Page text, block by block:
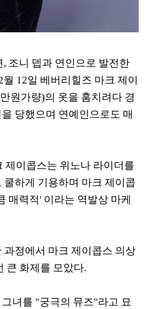
조니 뎁과 연인으로 발전한
12일 베버리힐즈 마크 제이
원가량)의 옷을 훔치려다 경
당했으며 연예인으로도 매
제이콥스는 위노나 라이더를
쿨하게 기용하며 마크 제이콥
매력적' 이라는 역발상 마케
과정에서 마크 제이콥스 의상
큰 화제를 모았다.
녀를 "궁극의 뮤즈"라고 묘